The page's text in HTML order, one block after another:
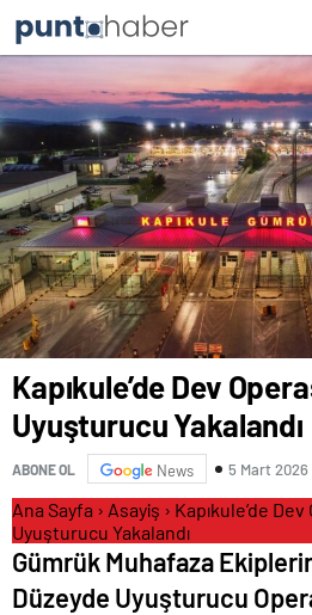
Kapıkule’de Dev
Uyuşturucu Yakalandı
ABONE OL News 5 Mart 2026
Ana Sayfa › Asayiş › Kapıkule’de
Uyuşturucu Yakalandı
Gümrük Muhafaza
Düzeyde Uyuşturucu